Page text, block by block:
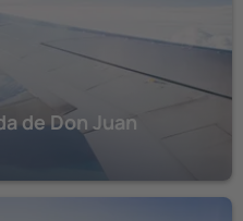
de Don Juan